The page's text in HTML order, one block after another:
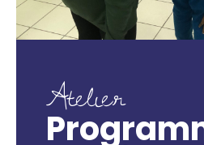
Atelier